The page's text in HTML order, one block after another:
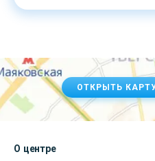
ОТКРЫТЬ
О центре